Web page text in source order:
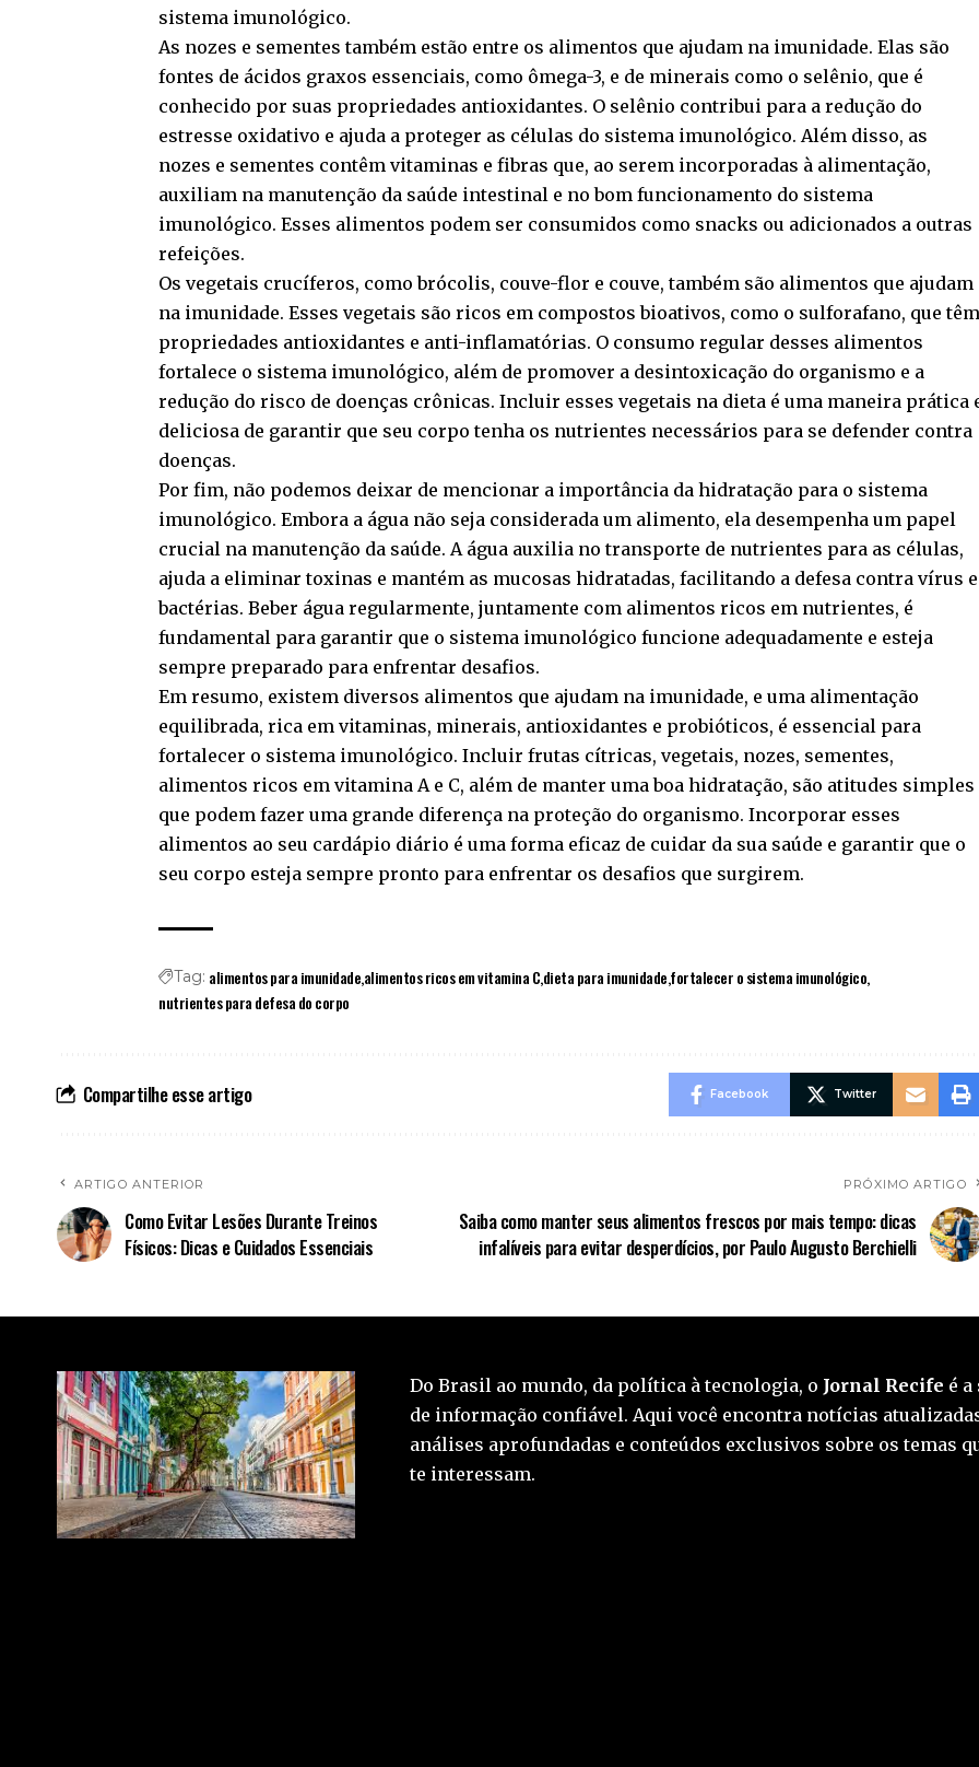
sistema imunológico.
As nozes e sementes também estão entre os alimentos que ajudam na imunidade. Elas são
fontes de ácidos graxos essenciais, como ômega-3, e de minerais como o selênio, que é
conhecido por suas propriedades antioxidantes. O selênio contribui para a redução do
estresse oxidativo e ajuda a proteger as células do sistema imunológico. Além disso, as
nozes e sementes contêm vitaminas e fibras que, ao serem incorporadas à alimentação,
auxiliam na manutenção da saúde intestinal e no bom funcionamento do sistema
imunológico. Esses alimentos podem ser consumidos como snacks ou adicionados a outras
refeições.
Os vegetais crucíferos, como brócolis, couve-flor e couve, também são alimentos que ajudam
na imunidade. Esses vegetais são ricos em compostos bioativos, como o sulforafano, que têm
propriedades antioxidantes e anti-inflamatórias. O consumo regular desses alimentos
fortalece o sistema imunológico, além de promover a desintoxicação do organismo e a
redução do risco de doenças crônicas. Incluir esses vegetais na dieta é uma maneira prática
deliciosa de garantir que seu corpo tenha os nutrientes necessários para se defender contra
doenças.
Por fim, não podemos deixar de mencionar a importância da hidratação para o sistema
imunológico. Embora a água não seja considerada um alimento, ela desempenha um papel
crucial na manutenção da saúde. A água auxilia no transporte de nutrientes para as células,
ajuda a eliminar toxinas e mantém as mucosas hidratadas, facilitando a defesa contra vírus e
bactérias. Beber água regularmente, juntamente com alimentos ricos em nutrientes, é
fundamental para garantir que o sistema imunológico funcione adequadamente e esteja
sempre preparado para enfrentar desafios.
Em resumo, existem diversos alimentos que ajudam na imunidade, e uma alimentação
equilibrada, rica em vitaminas, minerais, antioxidantes e probióticos, é essencial para
fortalecer o sistema imunológico. Incluir frutas cítricas, vegetais, nozes, sementes,
alimentos ricos em vitamina A e C, além de manter uma boa hidratação, são atitudes simples
que podem fazer uma grande diferença na proteção do organismo. Incorporar esses
alimentos ao seu cardápio diário é uma forma eficaz de cuidar da sua saúde e garantir que o
seu corpo esteja sempre pronto para enfrentar os desafios que surgirem.
Tag: alimentos para imunidadealimentos ricos em vitamina Cdieta para imunidadefortalecer o sistema imunológico
nutrientes para defesa do corpo
Compartilhe esse artigo Facebook Twitter
ARTIGO ANTERIOR
Como Evitar Lesões Durante Treinos
Físicos: Dicas e Cuidados Essenciais
PRÓXIMO ARTIGO
Saiba como manter seus alimentos frescos por mais tempo: dicas
infalíveis para evitar desperdícios, por Paulo Augusto Berchielli
Do Brasil ao mundo, da política à tecnologia, o Jornal Recife é
de informação confiável. Aqui você encontra notícias
análises aprofundadas e conteúdos exclusivos sobre os temas
te interessam.